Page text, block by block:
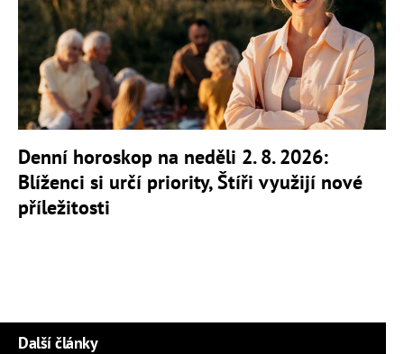
Denní horoskop na neděli 2. 8. 2026:
Blíženci si určí priority, Štíři využijí nové
příležitosti
Další články